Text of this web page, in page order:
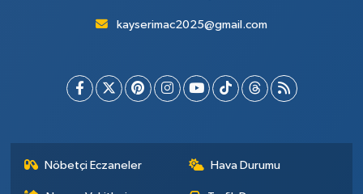
kayserimac2025@gmail.com
Nöbetçi Eczaneler Hava Durumu